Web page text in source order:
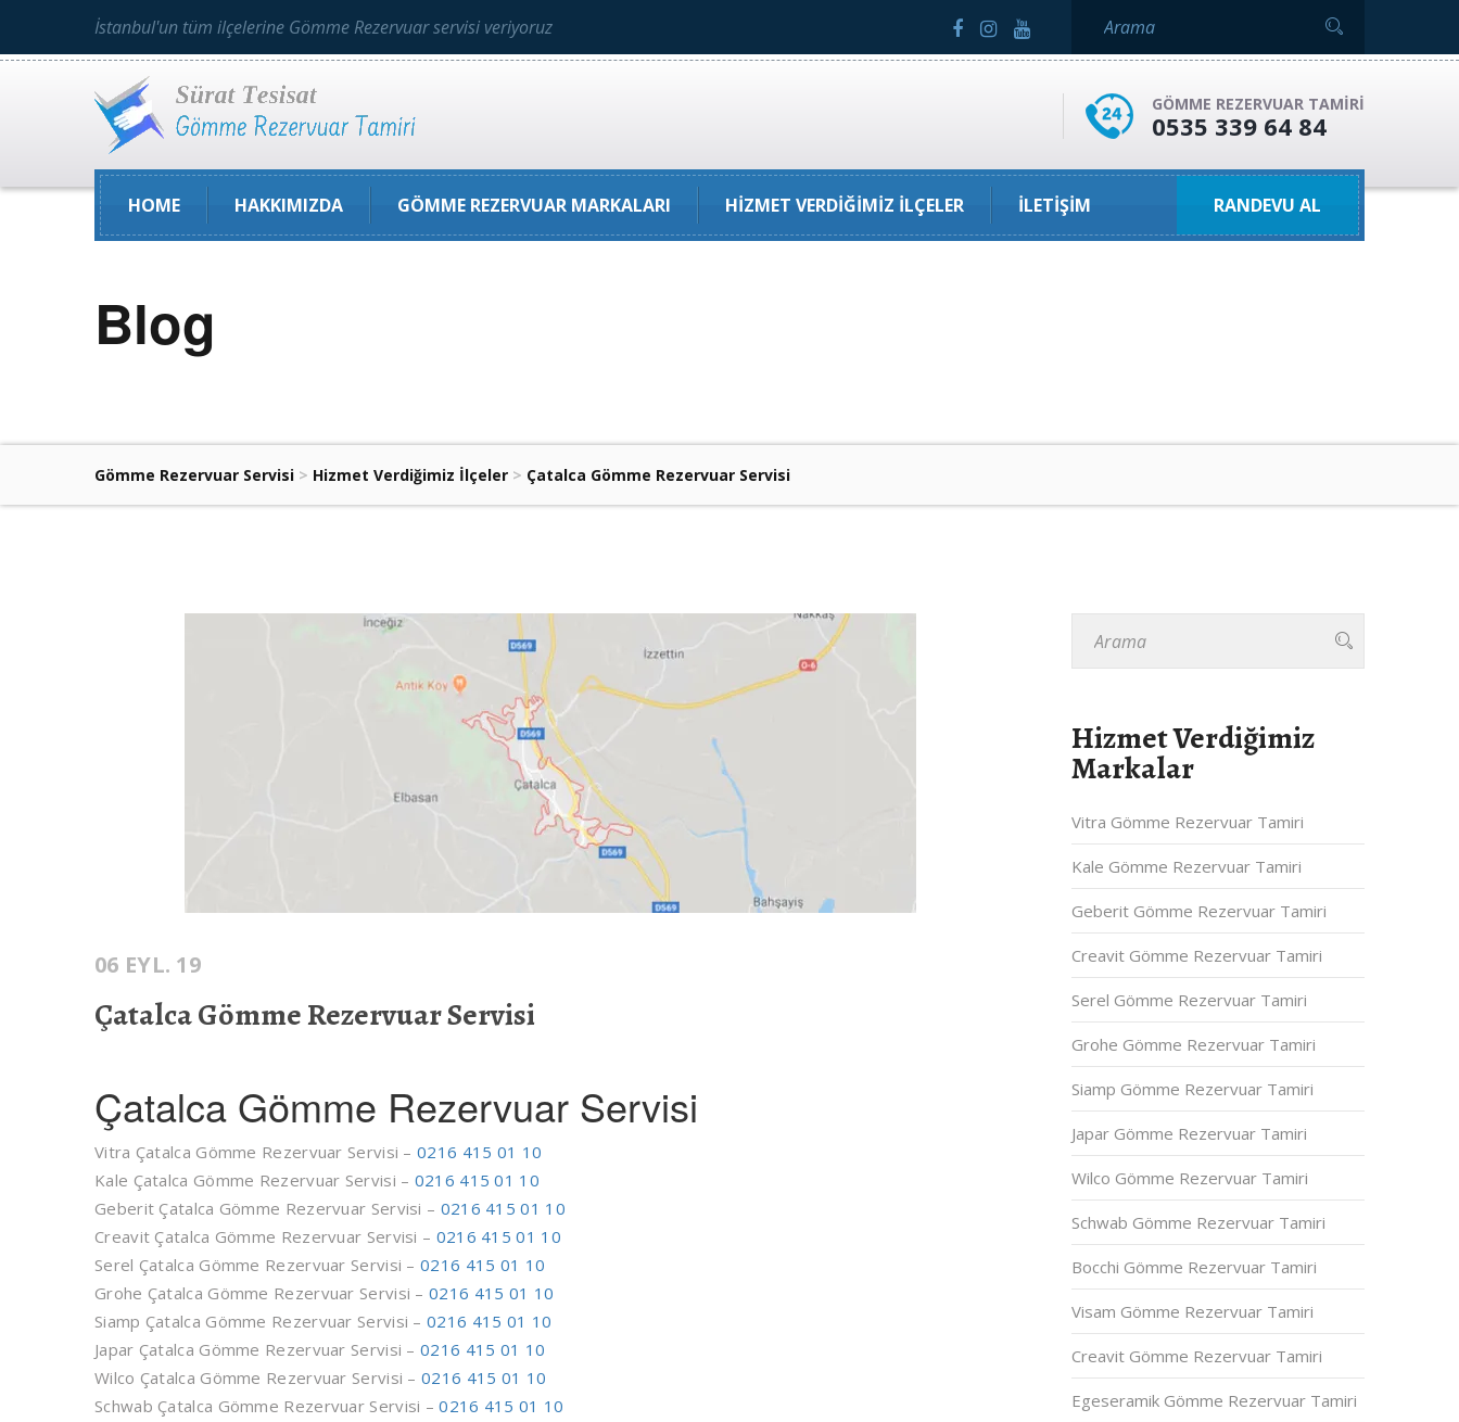
İstanbul'un tüm ilçelerine Gömme Rezervuar servisi veriyoruz
GÖMME REZERVUAR TAMIRI
0535 339 64 84
HOME HAKKIMIZDA GÖMME REZERVUAR MARKALARI HIZMET VERDIĞIMIZ İLÇELER İLETIŞIM RANDEVU AL
Blog
Gömme Rezervuar Servisi > Hizmet Verdiğimiz İlçeler > Çatalca Gömme Rezervuar Servisi
06 EYL. 19
Çatalca Gömme Rezervuar Servisi
Çatalca Gömme Rezervuar Servisi
Vitra Çatalca Gömme Rezervuar Servisi – 0216 415 01 10
Kale Çatalca Gömme Rezervuar Servisi – 0216 415 01 10
Geberit Çatalca Gömme Rezervuar Servisi – 0216 415 01 10
Creavit Çatalca Gömme Rezervuar Servisi – 0216 415 01 10
Serel Çatalca Gömme Rezervuar Servisi – 0216 415 01 10
Grohe Çatalca Gömme Rezervuar Servisi – 0216 415 01 10
Siamp Çatalca Gömme Rezervuar Servisi – 0216 415 01 10
Japar Çatalca Gömme Rezervuar Servisi – 0216 415 01 10
Wilco Çatalca Gömme Rezervuar Servisi – 0216 415 01 10
Schwab Çatalca Gömme Rezervuar Servisi –0216 415 01 10
Hizmet Verdiğimiz
Markalar
Vitra Gömme Rezervuar Tamiri
Kale Gömme Rezervuar Tamiri
Geberit Gömme Rezervuar Tamiri
Creavit Gömme Rezervuar Tamiri
Serel Gömme Rezervuar Tamiri
Grohe Gömme Rezervuar Tamiri
Siamp Gömme Rezervuar Tamiri
Japar Gömme Rezervuar Tamiri
Wilco Gömme Rezervuar Tamiri
Schwab Gömme Rezervuar Tamiri
Bocchi Gömme Rezervuar Tamiri
Visam Gömme Rezervuar Tamiri
Creavit Gömme Rezervuar Tamiri
Egeseramik Gömme Rezervuar Tamiri